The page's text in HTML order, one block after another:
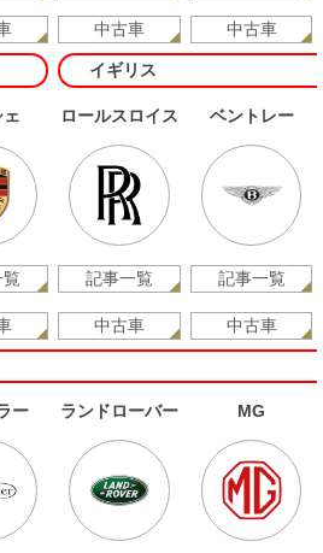
中古車 中古車
イギリス
ロールスロイス
記事一覧
中古車
ベントレー
記事一覧
中古車
ー ランドローバー MG